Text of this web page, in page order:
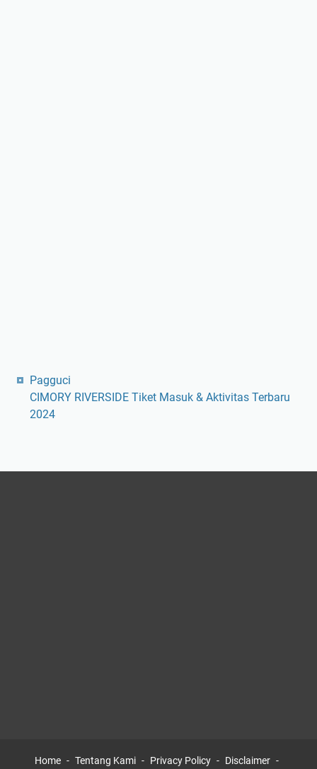
Pagguci
CIMORY RIVERSIDE Tiket Masuk & Aktivitas Terbaru
2024
Home Tentang Kami Privacy Policy Disclaimer